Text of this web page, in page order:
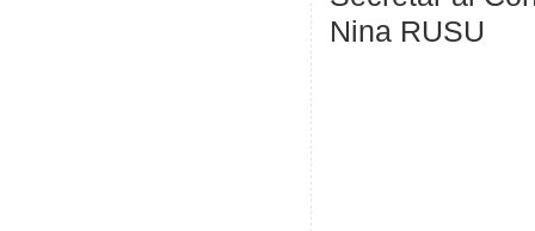
Nina RUSU